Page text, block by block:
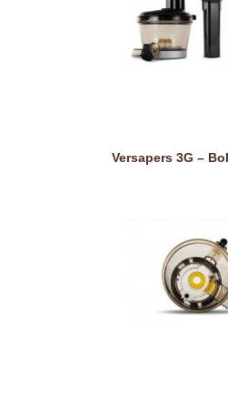
Versapers 3G –